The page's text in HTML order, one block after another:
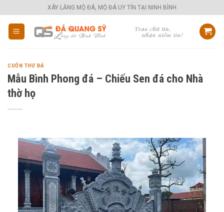
to
content
XÂY LĂNG MỘ ĐÁ, MỘ ĐÁ UY TÍN TẠI NINH BÌNH
CUỐN THƯ ĐÁ
Mẫu Bình Phong đá – Chiếu Sen đá cho Nhà
thờ họ